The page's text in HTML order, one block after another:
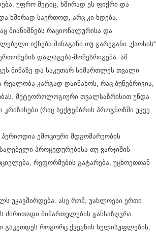
უფრო მეტიც, ხშირად ეს ფიქრი და
ხშირად საერთოდ, არც კი ხდება.
მიანიშნებს რაციონალურისა და
იქნება შინაგანი თუ გარეგანი „ქაოსის“
დალაგება-მოწესრიგება. ამ
მიწაზე და საკუთარ სიმართლეს თვალი
კარგად დაინახოს, რაც ბუნებრივია,
მეტეოროლოგიური თვალსაზრისით უნდა
(რაც სექტემბრის პროგნოზში უკვე
ემოციური მდგომარეობის
პროცედურებისა თუ ვარჯიშის
რეფორმების გატარება, უცხოეთთან
უკავშირდება. ასე რომ, უახლოესი ერთი
ძირითადი მიმართულების განსაზღვრა.
გაკეთდეს როგორც ქვეყნის ხელისუფლების,